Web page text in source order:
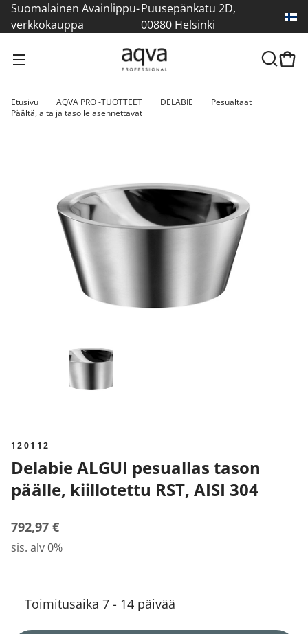
Suomalainen Avainlippu-
verkkokauppa
Puusepänkatu 2D,
00880 Helsinki
Etusivu AQVA PRO -TUOTTEET DELABIE
Pesualtaat
Päältä, alta ja tasolle asennettavat
120112
Delabie ALGUI pesuallas tason
päälle, kiillotettu RST, AISI 304
792,97 €
sis. alv 0%
Toimitusaika 7 - 14 päivää